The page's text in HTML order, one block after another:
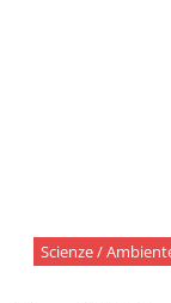
Scienze /